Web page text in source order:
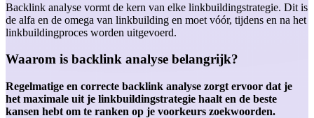
Backlink analyse vormt de kern van elke linkbuildingstrategie. Dit is
de alfa en de omega van linkbuilding en moet vóór, tijdens en na het
linkbuildingproces worden uitgevoerd.
Waarom is backlink analyse belangrijk?
Regelmatige en correcte backlink analyse zorgt ervoor dat je
het maximale uit je linkbuildingstrategie haalt en de beste
kansen hebt om te ranken op je voorkeurs zoekwoorden.